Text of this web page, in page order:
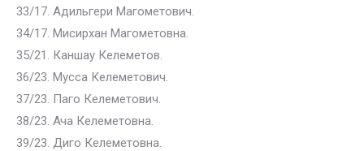
33/17. Адильгери Магометович.
34/17. Мисирхан Магометовна.
35/21. Каншау Келеметов.
36/23. Мусса Келеметович.
37/23. Паго Келеметович.
38/23. Ача Келеметовна.
39/23. Диго Келеметовна.